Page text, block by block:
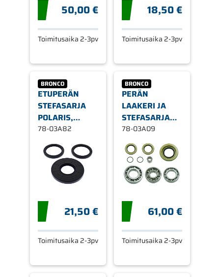
50,00 €
Toimitusaika 2-3pv
18,50 €
Toimitusaika 2-3pv
BRONCO
ETUPERÄN
STEFASARJA
POLARIS,
ETEEN
78-03A82
21,50 €
Toimitusaika 2-3pv
BRONCO
PERÄN
LAAKERI JA
STEFASARJA
CAN AM
78-03A09
61,00 €
Toimitusaika 2-3pv